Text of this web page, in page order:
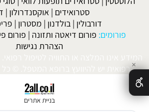
סטרואידים | אוקסנדרולון |
דורבולין | בולדנון | מסטרון |
פורומים: פורום דיאטה ותזונה | פורום
הצהרת נגישות
המידע אינו המלצה או התוויה לטיפול
רפואית יש להיוועץ ברופא המטפל. © כל
בניית אתרים
✕